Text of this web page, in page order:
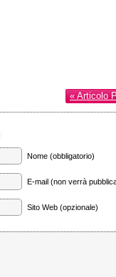
« Articolo
Nome (obbligatorio)
E-mail (non verrà
Sito Web (opzionale)